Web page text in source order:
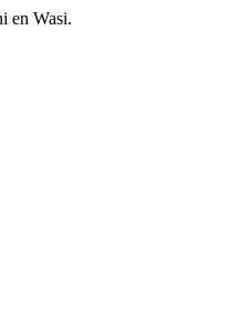
en Wasi.